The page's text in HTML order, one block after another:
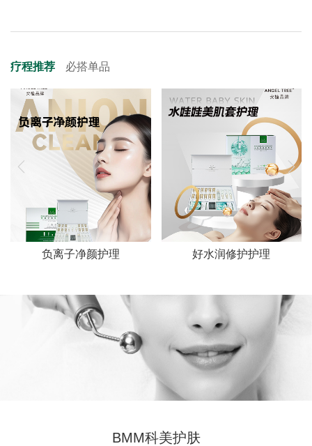
疗程推荐 必搭单品
负离子净颜护理 好水润修护护理
BMM科美护肤